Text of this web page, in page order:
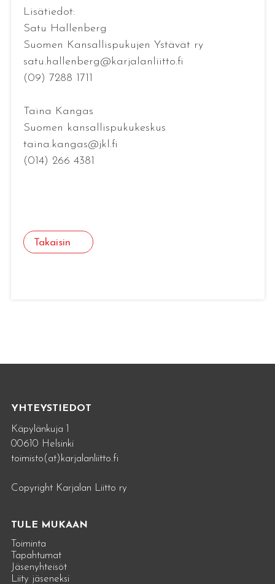
Lisätiedot:
Satu Hallenberg
Suomen Kansallispukujen Ystävät ry
satu.hallenberg@karjalanliitto.fi
(09) 7288 1711
Taina Kangas
Suomen kansallispukukeskus
taina.kangas@jkl.fi
(014) 266 4381
Takaisin
YHTEYSTIEDOT
Käpylänkuja 1
00610 Helsinki
toimisto(at)karjalanliitto.fi
Copyright Karjalan Liitto ry
TULE MUKAAN
Toiminta
Tapahtumat
Jäsenyhteisöt
Liity jäseneksi